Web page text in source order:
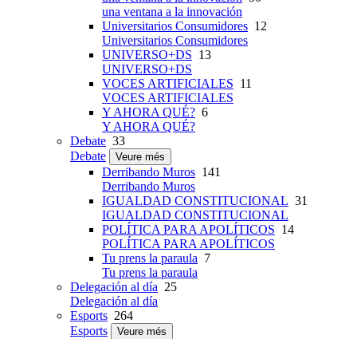
una ventana a la innovación
Universitarios Consumidores 12
Universitarios Consumidores
UNIVERSO+DS 13
UNIVERSO+DS
VOCES ARTIFICIALES 11
VOCES ARTIFICIALES
Y AHORA QUÉ? 6
Y AHORA QUÉ?
Debate 33
Debate
Veure més
Derribando Muros 141
Derribando Muros
IGUALDAD CONSTITUCIONAL 31
IGUALDAD CONSTITUCIONAL
POLÍTICA PARA APOLÍTICOS 14
POLÍTICA PARA APOLÍTICOS
Tu prens la paraula 7
Tu prens la paraula
Delegación al día 25
Delegación al día
Esports 264
Esports
Veure més